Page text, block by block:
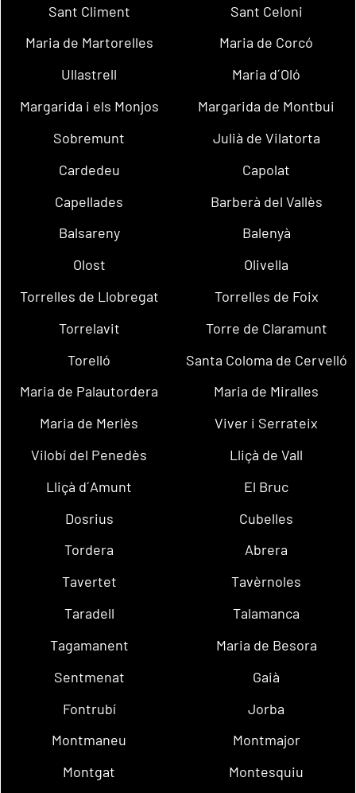
Sant Climent
Sant Celoni
Maria de Martorelles
Maria de Corcó
Ullastrell
Maria d´Oló
Margarida i els Monjos
Margarida de Montbui
Sobremunt
Julià de Vilatorta
Cardedeu
Capolat
Capellades
Barberà del Vallès
Balsareny
Balenyà
Olost
Olivella
Torrelles de Llobregat
Torrelles de Foix
Torrelavit
Torre de Claramunt
Torelló
Santa Coloma de Cervelló
Maria de Palautordera
Maria de Miralles
Maria de Merlès
Viver i Serrateix
Vilobí del Penedès
Lliçà de Vall
Lliçà d´Amunt
El Bruc
Dosrius
Cubelles
Tordera
Abrera
Tavertet
Tavèrnoles
Taradell
Talamanca
Tagamanent
Maria de Besora
Sentmenat
Gaià
Fontrubí
Jorba
Montmaneu
Montmajor
Montgat
Montesquiu